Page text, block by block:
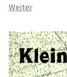
Weiter